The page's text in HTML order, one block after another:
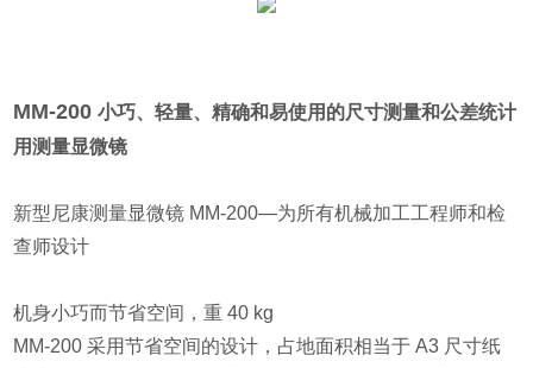
MM-200 小巧、轻量、精确和易使用的尺寸测量和公差统计
用测量显微镜
新型尼康测量显微镜 MM-200—为所有机械加工工程师和检
查师设计
机身小巧而节省空间，重 40 kg
MM-200 采用节省空间的设计，占地面积相当于 A3 尺寸纸